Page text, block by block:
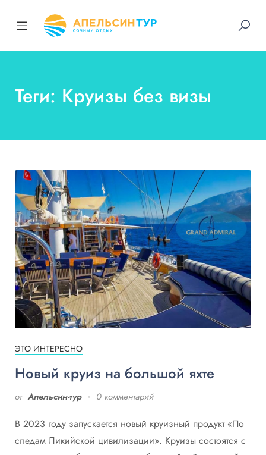
Теги: Круизы без визы
ЭТО ИНТЕРЕСНО
Новый круиз на большой яхте
от Апельсин-тур 0 комментарий
В 2023 году запускается новый круизный продукт «По
следам Ликийской цивилизации». Круизы состоятся с